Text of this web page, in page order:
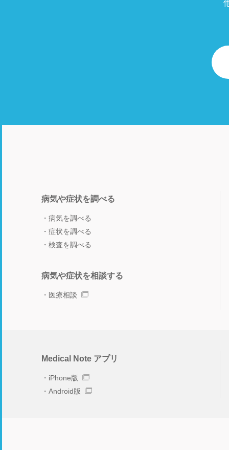
病気や症状を調べる
病気を調べる
症状を調べる
検査を調べる
病気や症状を相談する
医療相談
Medical Note アプリ
iPhone版
Android版